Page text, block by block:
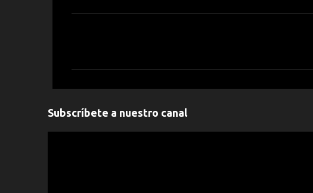
t
a
Subscríbete a nuestro canal